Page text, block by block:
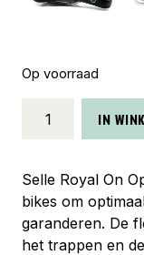
Op voorraad
Royal
On
Open
Moderate
aantal
IN
Selle Royal On
bikes om
garanderen. De
het trappen en